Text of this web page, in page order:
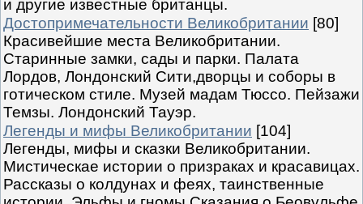
и другие известные британцы.
Достопримечательности Великобритании [80]
Красивейшие места Великобритании.
Старинные замки, сады и парки. Палата
Лордов, Лондонский Сити,дворцы и соборы в
готическом стиле. Музей мадам Тюссо. Пейзажи
Темзы. Лондонский Тауэр.
Легенды и мифы Великобритании [104]
Легенды, мифы и сказки Великобритании.
Мистическае истории о призраках и красавицах.
Рассказы о колдунах и феях, таинственные